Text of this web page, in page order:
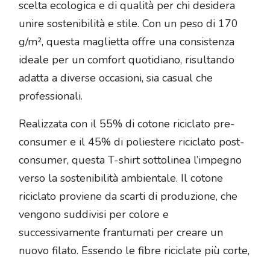
scelta ecologica e di qualità per chi desidera
unire sostenibilità e stile. Con un peso di 170
g/m², questa maglietta offre una consistenza
ideale per un comfort quotidiano, risultando
adatta a diverse occasioni, sia casual che
professionali.
Realizzata con il 55% di cotone riciclato pre-
consumer e il 45% di poliestere riciclato post-
consumer, questa T-shirt sottolinea l’impegno
verso la sostenibilità ambientale. Il cotone
riciclato proviene da scarti di produzione, che
vengono suddivisi per colore e
successivamente frantumati per creare un
nuovo filato. Essendo le fibre riciclate più corte,